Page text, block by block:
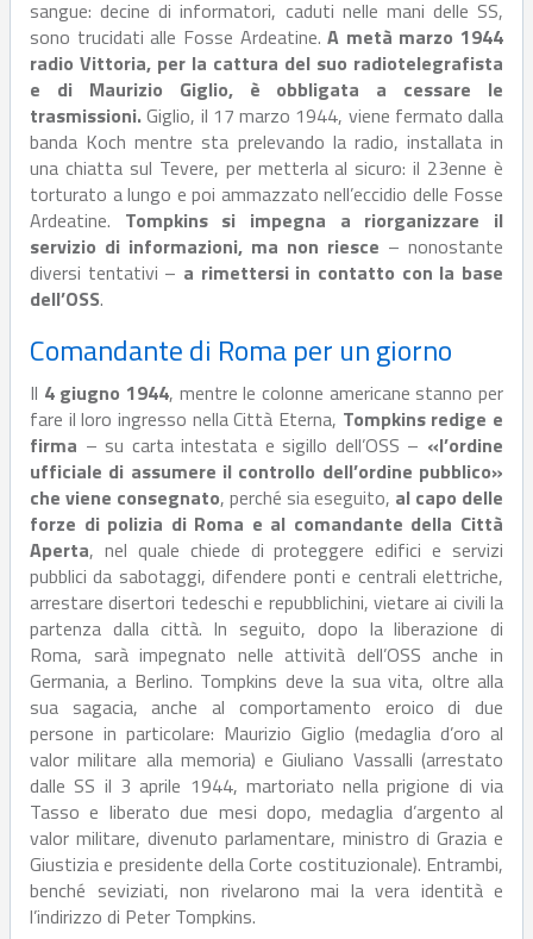
sangue: decine di informatori, caduti nelle mani delle SS,
sono trucidati alle Fosse Ardeatine.A metà marzo 1944
radio Vittoria, per la cattura del suo radiotelegrafista
e di Maurizio Giglio, è obbligata a cessare le
trasmissioni.Giglio, il 17 marzo 1944, viene fermato dalla
banda Koch mentre sta prelevando la radio, installata in
una chiatta sul Tevere, per metterla al sicuro: il 23enne è
torturato a lungo e poi ammazzato nell’eccidio delle Fosse
Ardeatine. Tompkins si impegna a riorganizzare il
servizio di informazioni, ma non riesce – nonostante
diversi tentativi – a rimettersi in contatto con la base
dell’OSS.
Comandante di Roma per un giorno
Il 4 giugno 1944, mentre le colonne americane stanno per
fare il loro ingresso nella Città Eterna, Tompkins redige e
firma – su carta intestata e sigillo dell’OSS – «l’ordine
ufficiale di assumere il controllo dell’ordine pubblico»
che viene consegnato, perché sia eseguito, al capo delle
forze di polizia di Roma e al comandante della Città
Aperta, nel quale chiede di proteggere edifici e servizi
pubblici da sabotaggi, difendere ponti e centrali elettriche,
arrestare disertori tedeschi e repubblichini, vietare ai civili la
partenza dalla città. In seguito, dopo la liberazione di
Roma, sarà impegnato nelle attività dell’OSS anche in
Germania, a Berlino. Tompkins deve la sua vita, oltre alla
sua sagacia, anche al comportamento eroico di due
persone in particolare: Maurizio Giglio (medaglia d’oro al
valor militare alla memoria) e Giuliano Vassalli (arrestato
dalle SS il 3 aprile 1944, martoriato nella prigione di via
Tasso e liberato due mesi dopo, medaglia d’argento al
valor militare, divenuto parlamentare, ministro di Grazia e
Giustizia e presidente della Corte costituzionale). Entrambi,
benché seviziati, non rivelarono mai la vera identità e
l’indirizzo di Peter Tompkins.